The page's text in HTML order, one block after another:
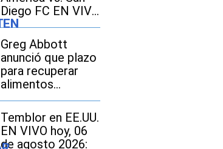
Diego FC EN VIVO
EN GRATIS por la
Leagues Cup 2026
Greg Abbott
anunció que plazo
para recuperar
alimentos
perdidos por
inundaciones en
Texas vencerá el
12 de agosto:
Temblor en EE.UU.
EN VIVO hoy, 06
de agosto 2026: